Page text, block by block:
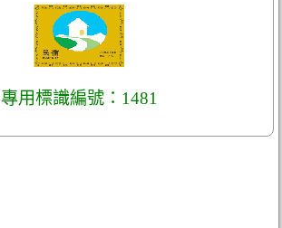
專用標識編號：1481